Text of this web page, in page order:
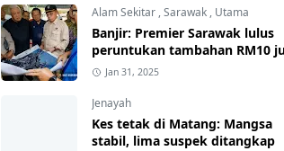
Alam Sekitar ,Sarawak , Utama
Banjir: Premier Sarawak lulus
peruntukan tambahan RM10
Jan 31, 2025
Jenayah
Kes tetak di Matang: Mangsa
stabil, lima suspek ditangkap